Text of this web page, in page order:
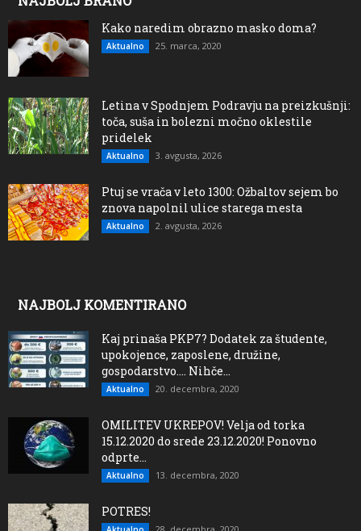
Kako naredim obrazno masko doma?
Aktualno 25. marca, 2020
Letina v Spodnjem Podravju na preizkušnji:
toča, suša in bolezni močno oklestile
pridelek
Aktualno 3. avgusta, 2026
Ptuj se vrača v leto 1300: Ožbaltov sejem bo
znova napolnil ulice starega mesta
Aktualno 2. avgusta, 2026
NAJBOLJ KOMENTIRANO
Kaj prinaša PKP7? Dodatek za študente,
upokojence, zaposlene, družine,
gospodarstvo…. Nihče...
Aktualno 20. decembra, 2020
OMILITEV UKREPOV! Velja od torka
15.12.2020 do srede 23.12.2020! Ponovno
odprte...
Aktualno 13. decembra, 2020
POTRES!